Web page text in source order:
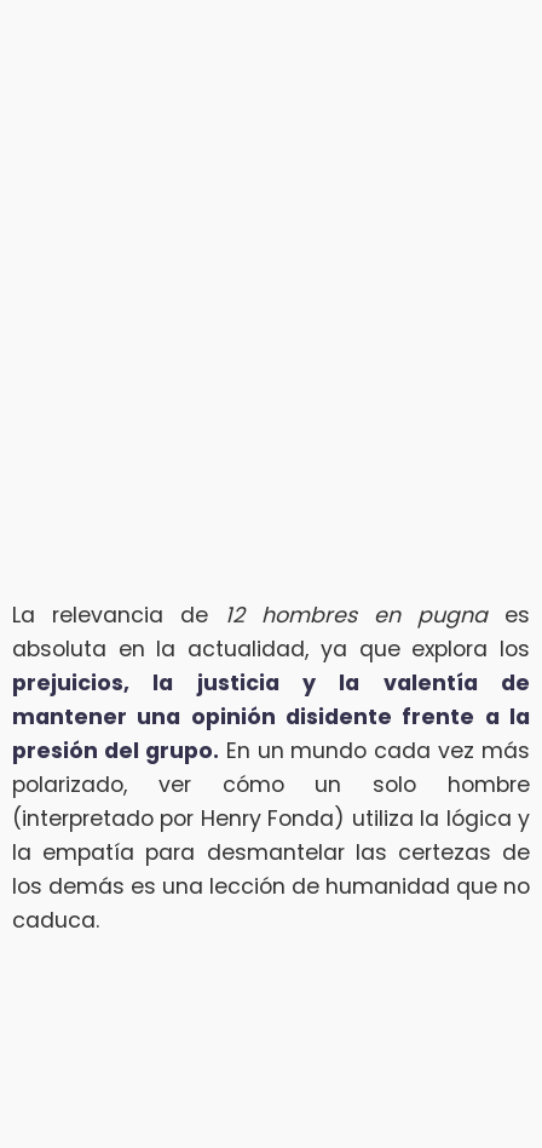
La relevancia de 12 hombres en pugnaes
absoluta en la actualidad, ya que explora los
prejuicios, la justicia y la valentía de
mantener una opinión disidente frente a la
presión del grupo. En un mundo cada vez más
polarizado, ver cómo un solo hombre
(interpretado por Henry Fonda) utiliza la lógica y
la empatía para desmantelar las certezas de
los demás es una lección de humanidad que no
caduca.